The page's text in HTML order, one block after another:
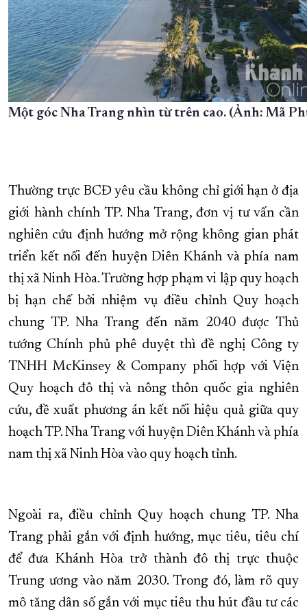
Một góc Nha Trang nhìn từ trên cao. (Ảnh: Mã
Thường trực BCĐ yêu cầu không chỉ giới hạn ở địa
giới hành chính TP. Nha Trang, đơn vị tư vấn cần
nghiên cứu định hướng mở rộng không gian phát
triển kết nối đến huyện Diên Khánh và phía nam
thị xã Ninh Hòa. Trường hợp phạm vi lập quy hoạch
bị hạn chế bởi nhiệm vụ điều chỉnh Quy hoạch
chung TP. Nha Trang đến năm 2040 được Thủ
tướng Chính phủ phê duyệt thì đề nghị Công ty
TNHH McKinsey & Company phối hợp với Viện
Quy hoạch đô thị và nông thôn quốc gia nghiên
cứu, đề xuất phương án kết nối hiệu quả giữa quy
hoạch TP. Nha Trang với huyện Diên Khánh và phía
nam thị xã Ninh Hòa vào quy hoạch tỉnh.
Ngoài ra, điều chỉnh Quy hoạch chung TP. Nha
Trang phải gắn với định hướng, mục tiêu, tiêu chí
để đưa Khánh Hòa trở thành đô thị trực thuộc
Trung ương vào năm 2030. Trong đó, làm rõ quy
mô tăng dân số gắn với mục tiêu thu hút đầu tư các